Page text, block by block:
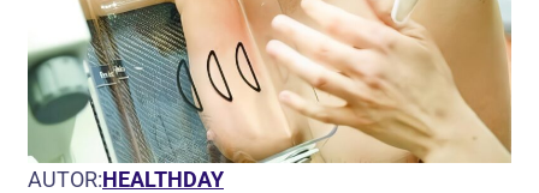
AUTOR:HEALTHDAY